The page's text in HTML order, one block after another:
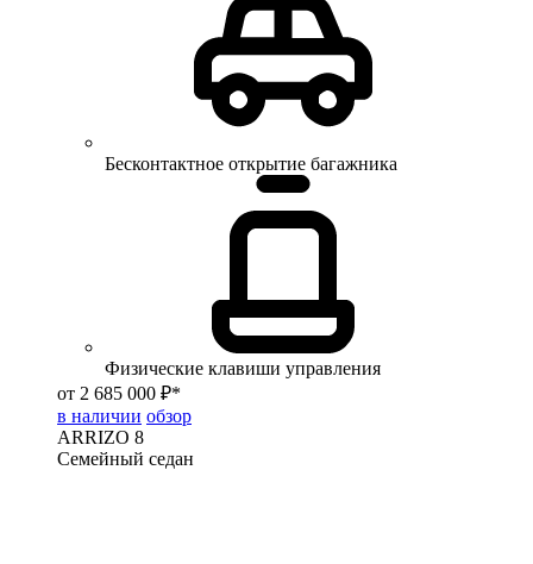
Бесконтактное открытие багажника
Физические клавиши управления
от 2 685 000 ₽*
в наличии обзор
ARRIZO 8
Семейный седан